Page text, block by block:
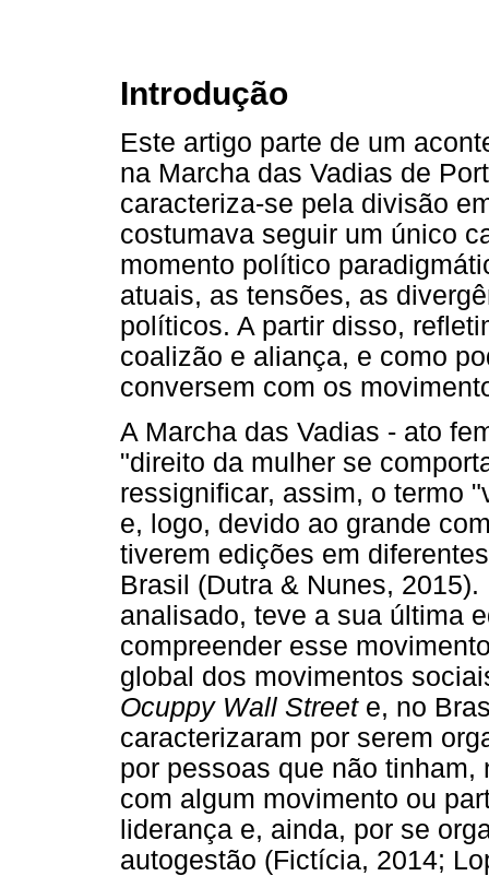
Introdução
Este artigo parte de um
na Marcha das Vadias de
caracteriza-se pela divisão
costumava seguir um único
momento político
atuais, as tensões, as
políticos. A partir disso,
coalizão e aliança, e como
conversem com os
A Marcha das Vadias - ato
"direito da mulher se
ressignificar, assim, o termo
e, logo, devido ao grande
tiverem edições em
Brasil (Dutra & Nunes,
analisado, teve a sua última
compreender esse
global dos movimentos
Ocuppy Wall Street e, no
caracterizaram por serem
por pessoas que não
com algum movimento ou
liderança e, ainda, por se
autogestão (Fictícia, 2014;